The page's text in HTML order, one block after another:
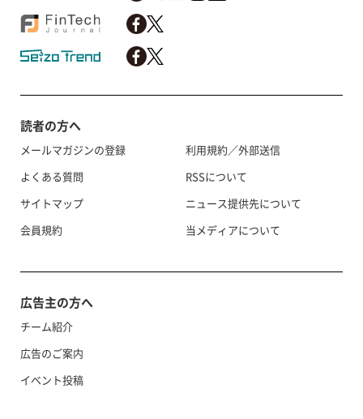
読者の方へ
メールマガジンの登録
よくある質問
サイトマップ
会員規約
利用規約／外部送信
RSSについて
ニュース提供先について
当メディアについて
広告主の方へ
チーム紹介
広告のご案内
イベント投稿